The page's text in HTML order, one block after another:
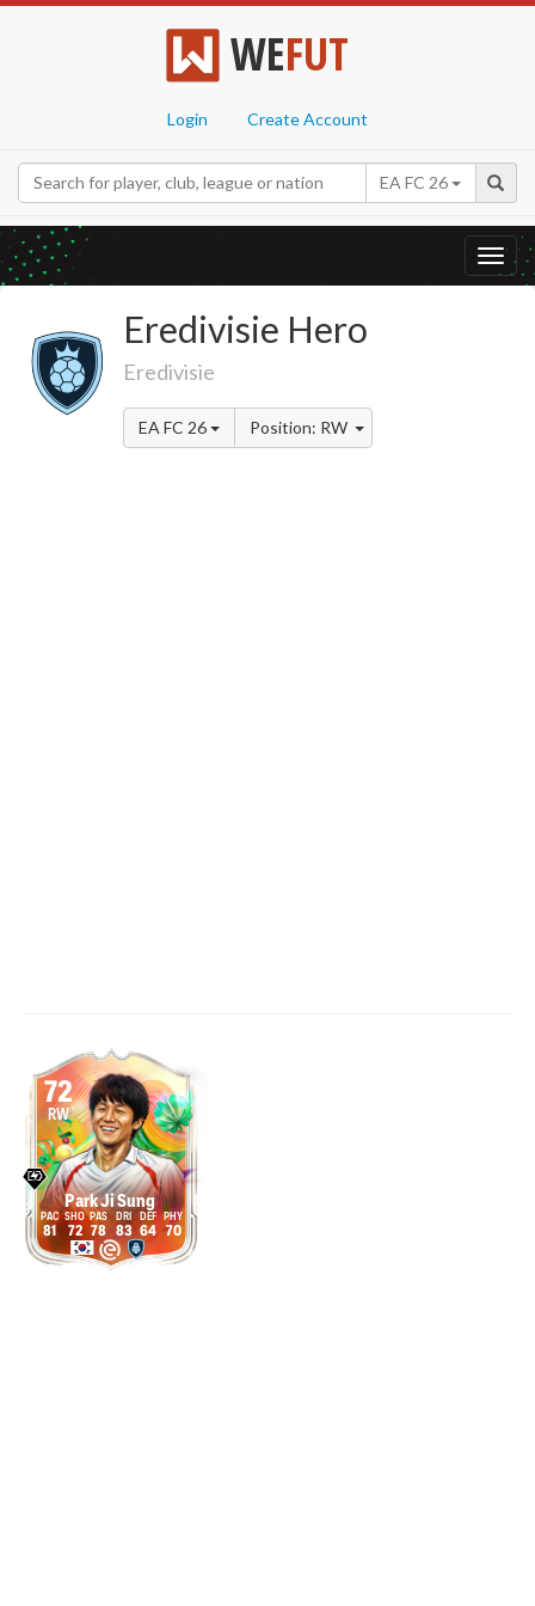
WEFUT
Login Create Account
EA FC 26
Eredivisie Hero
Eredivisie
EA FC 26 Position: RW
72
RW
Park Ji Sung
81 72 78 83 64 70